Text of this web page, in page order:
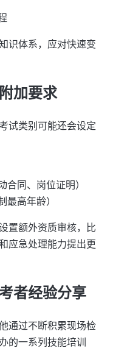
识体系，应对快速变
加要求
试类别可能还会设定
合同、岗位证明）
最高年龄）
置额外资质审核，比
应急处理能力提出更
者经验分享
通过不断积累现场检
的一系列技能培训